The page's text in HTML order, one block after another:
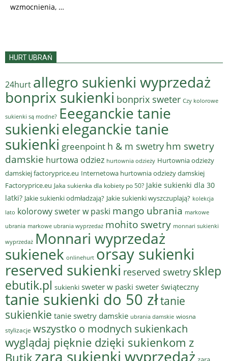
wzmocnienia, …
HURT UBRAŃ
24hurt allegro sukienki wyprzedaż
bonprix sukienki bonprix sweter Czy kolorowe
sukienki są modne? Eeeganckie tanie
sukienkieleganckie tanie
sukienki greenpoint h & m swetry hm swetry
damskie hurtowa odziez hurtownia odzieży Hurtownia odzieży
damskiej factoryprice.eu Internetowa hurtownia odzieży damskiej
Factoryprice.eu Jaka sukienka dla kobiety po 50? Jakie sukienki dla 30
latki? Jakie sukienki odmładzają? Jakie sukienki wyszczuplają? kolekcja
lato kolorowy sweter w paski mango ubrania markowe
ubrania markowe ubrania wyprzedaż mohito swetry monnari sukienki
wyprzedaż Monnari wyprzedaż
sukienek onlinehurt orsay sukienki
reserved sukienki reserved swetry sklep
ebutik.pl sukienki sweter w paski sweter świąteczny
tanie sukienki do 50 złtanie
sukienkie tanie swetry damskie ubrania damskie wiosna
stylizacje wszystko o modnych sukienkach
wyglądaj pięknie dzięki sukienkom z
Butik zara sukienki wyprzedaż